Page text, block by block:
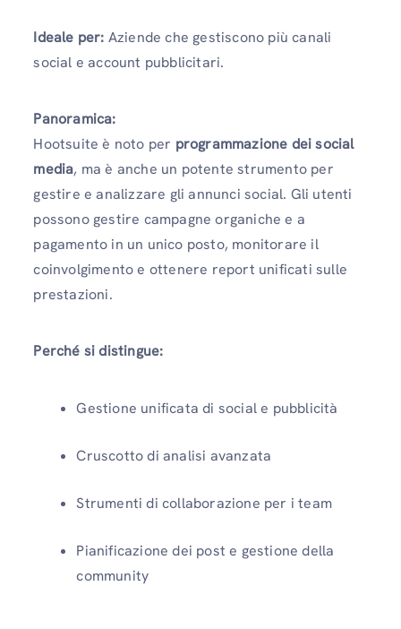
Ideale per: Aziende che gestiscono più canali
social e account pubblicitari.
Panoramica:
Hootsuite è noto per programmazione dei social
media, ma è anche un potente strumento per
gestire e analizzare gli annunci social. Gli utenti
possono gestire campagne organiche e a
pagamento in un unico posto, monitorare il
coinvolgimento e ottenere report unificati sulle
prestazioni.
Perché si distingue:
Gestione unificata di social e pubblicità
Cruscotto di analisi avanzata
Strumenti di collaborazione per i team
Pianificazione dei post e gestione della
community